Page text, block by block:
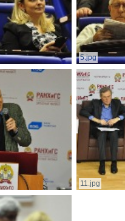
5.jpg
11.jpg